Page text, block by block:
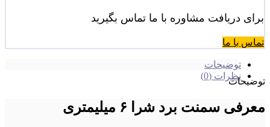
برای دریافت مشاوره با ما تماس بگیرید
تماس با ما
توضیحات
نظرات (0)
توضیحات
معرفی سمنت برد شرا ۶ میلیمتری